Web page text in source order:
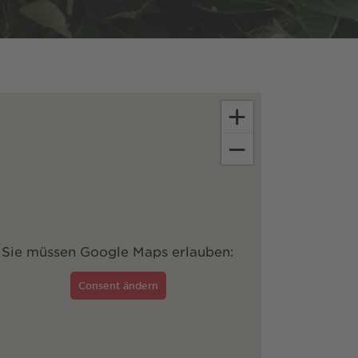
Sie müssen Google Maps erlauben:
Consent ändern
+
−